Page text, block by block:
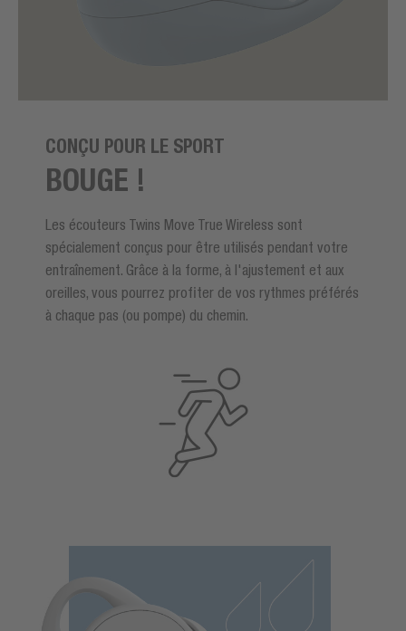
CONÇU POUR LE SPORT
BOUGE !
Les écouteurs Twins Move True Wireless sont
spécialement conçus pour être utilisés pendant votre
entraînement. Grâce à la forme, à l'ajustement et aux
oreilles, vous pourrez profiter de vos rythmes préférés
à chaque pas (ou pompe) du chemin.